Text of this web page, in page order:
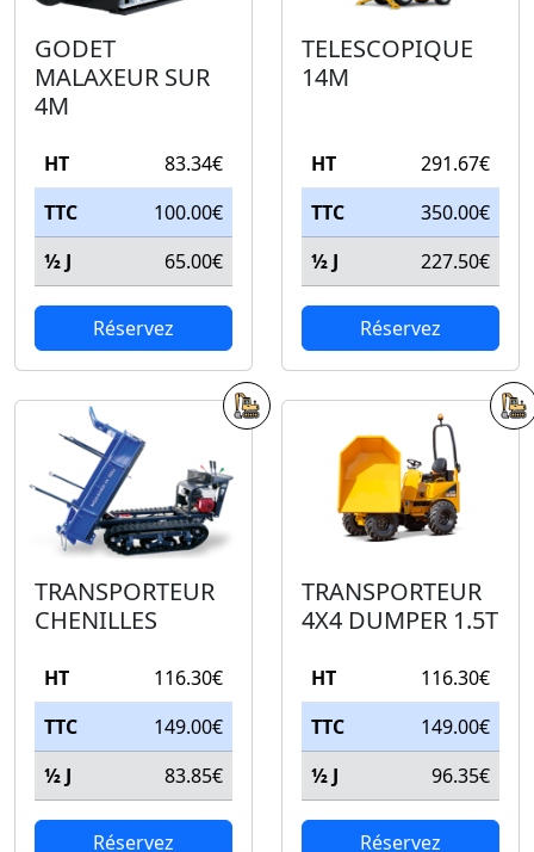
GODET
MALAXEUR SUR
4M
HT
83.34€
TTC
100.00€
½ J
65.00€
Réservez
TELESCOPIQUE
14M
HT
291.67€
TTC
350.00€
½ J
227.50€
Réservez
TRANSPORTEUR
CHENILLES
HT
116.30€
TTC
149.00€
½ J
83.85€
Réservez
TRANSPORTEUR
4X4 DUMPER 1.5T
HT
116.30€
TTC
149.00€
½ J
96.35€
Réservez